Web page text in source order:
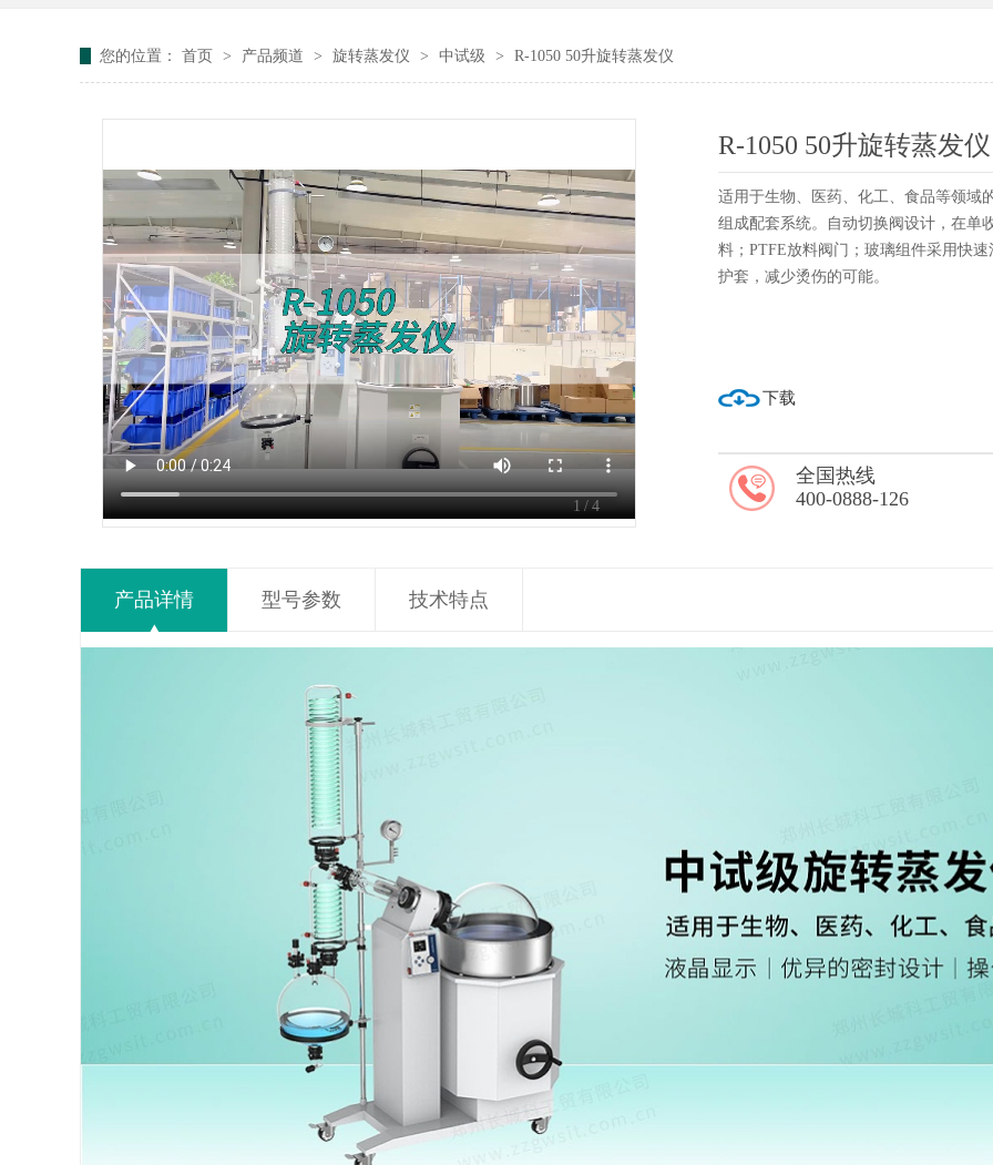
您的位置： 首页 > 产品频道 > 旋转蒸发仪 > 中试级 > R-1050 50升旋转蒸发仪
1 /4
R-1050 50升旋转蒸发仪
适用于生物、医药、化工、食品等领域
组成配套系统。自动切换阀设计，在单
料；PTFE放料阀门；玻璃组件采用快
护套，减少烫伤的可能。
下载
全国热线
400-0888-126
产品详情 型号参数 技术特点